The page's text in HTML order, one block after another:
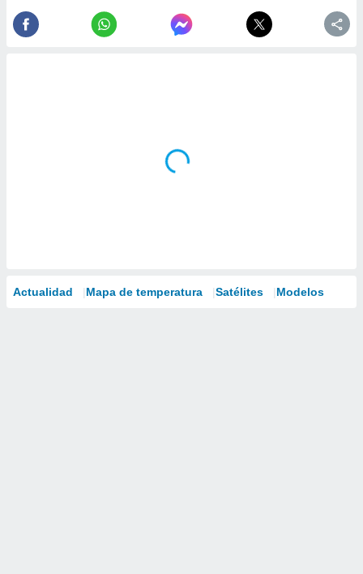
Actualidad Mapa de temperatura Satélites Modelos